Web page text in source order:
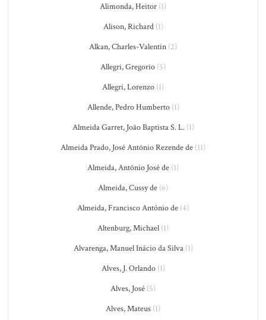
Alimonda, Heitor (1)
Alison, Richard(1)
Alkan, Charles-Valentin (2)
Allegri, Gregorio (5)
Allegri, Lorenzo (1)
Allende, Pedro Humberto(1)
Almeida Garret, João Baptista S. L.(1)
Almeida Prado, José Antônio Rezende de (11)
Almeida, Antônio José de (1)
Almeida, Cussy de (6)
Almeida, Francisco António de (4)
Altenburg, Michael (1)
Alvarenga, Manuel Inácio da Silva(1)
Alves, J. Orlando(1)
Alves, José (5)
Alves, Mateus (1)